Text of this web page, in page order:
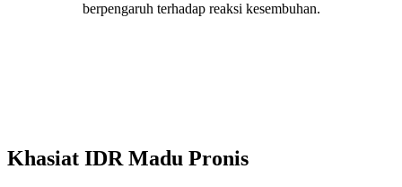
berpengaruh terhadap reaksi kesembuhan.
Khasiat IDR Madu Pronis